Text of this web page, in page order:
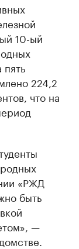
10-ый
пять
224,2
что на
«РЖД
быть
—